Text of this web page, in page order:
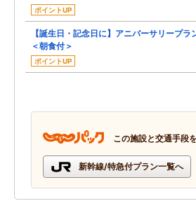
ポイントUP
【誕生日・記念日に】アニバーサリープラ
＜朝食付＞
ポイントUP
この施設と交通手段
新幹線/特急付プラン一覧へ